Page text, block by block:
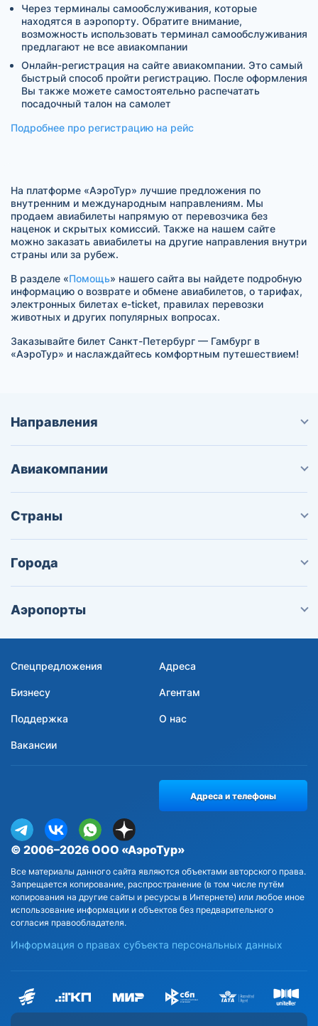
Через терминалы самообслуживания, которые
находятся в аэропорту. Обратите внимание,
возможность использовать терминал самообслуживания
предлагают не все авиакомпании
Онлайн-регистрация на сайте авиакомпании. Это самый
быстрый способ пройти регистрацию. После оформления
Вы также можете самостоятельно распечатать
посадочный талон на самолет
Подробнее про регистрацию на рейс
На платформе «АэроТур» лучшие предложения по
внутренним и международным направлениям. Мы
продаем авиабилеты напрямую от перевозчика без
наценок и скрытых комиссий. Также на нашем сайте
можно заказать авиабилеты на другие направления внутри
страны или за рубеж.
В разделе «Помощь» нашего сайта вы найдете подробную
информацию о возврате и обмене авиабилетов, о тарифах,
электронных билетах e-ticket, правилах перевозки
животных и других популярных вопросах.
Заказывайте билет Санкт-Петербург — Гамбург в
«АэроТур» и наслаждайтесь комфортным путешествием!
Направления
Авиакомпании
Страны
Города
Аэропорты
Спецпредложения Адреса
Бизнесу Агентам
Поддержка О нас
Вакансии
© 2006–2026 ООО «АэроТур»
Все материалы данного сайта являются объектами авторского права.
Запрещается копирование, распространение (в том числе путём
копирования на другие сайты и ресурсы в Интернете) или любое иное
использование информации и объектов без предварительного
согласия правообладателя.
Информация о правах субъекта персональных данных
Адреса и телефоны